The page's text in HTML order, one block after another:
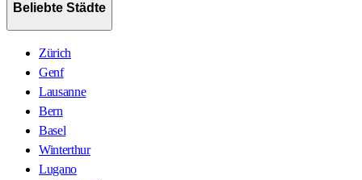
Beliebte Städte
Zürich
Genf
Lausanne
Bern
Basel
Winterthur
Lugano